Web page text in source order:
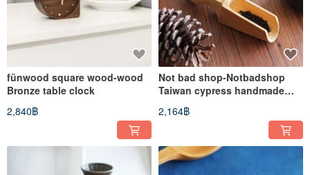
fünwood square wood-wood
Bronze table clock
2,840฿
Not bad shop-Notbadshop
Taiwan cypress handmade
teaspoon
2,164฿